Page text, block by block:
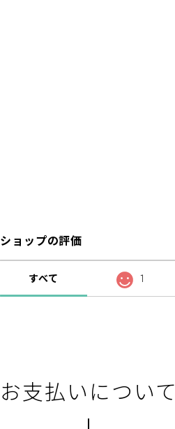
ショップの評価
すべて 1
お支払いについて